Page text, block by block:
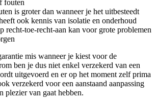
fouten
is groter dan wanneer je het uitbesteedt
ook kennis van isolatie en onderhoud
recht-toe-recht-aan kan voor grote problemen
mis wanneer je kiest voor de
ben je dus niet enkel verzekerd van een
uitgevoerd en er op het moment zelf prima
verzekerd voor een aanstaand aanpassing
plezier van gaat hebben.